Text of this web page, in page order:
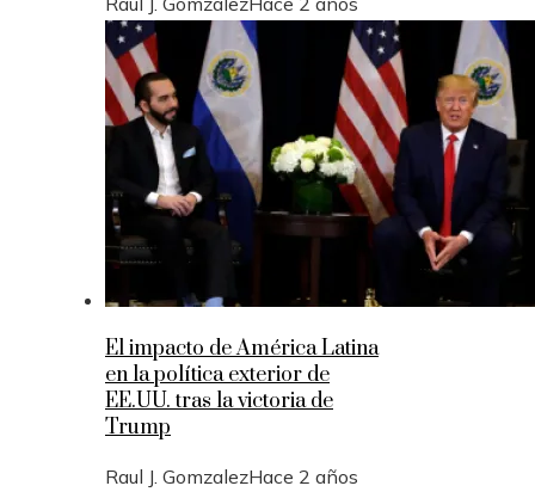
El impacto de América Latina
en la política exterior de
EE.UU. tras la victoria de
Trump
Raul J. GomzalezHace 2 años